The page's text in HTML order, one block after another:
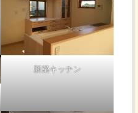
新築キッチン